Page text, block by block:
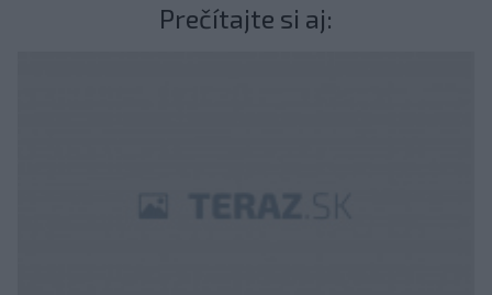
Prečítajte si aj: